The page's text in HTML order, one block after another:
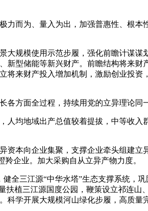
而为、量入为出，加强普惠性、根本
规模使用示范步履，强化前瞻计谋谋
型储能等新兴财产。前瞻结构将来
来财产投入增加机制，激励创业投资
面全过程，持续用党的立异理论同
均地域出产总值较着提拔，中等收入
本向企业集聚，支撑企业牵头组建立
企业。加大采购自从立异产物力度。
三江源“中华水塔”生态支撑系统，
植三江源国度公园，鞭策设立祁连
学开展大规模河山绿化步履，高质